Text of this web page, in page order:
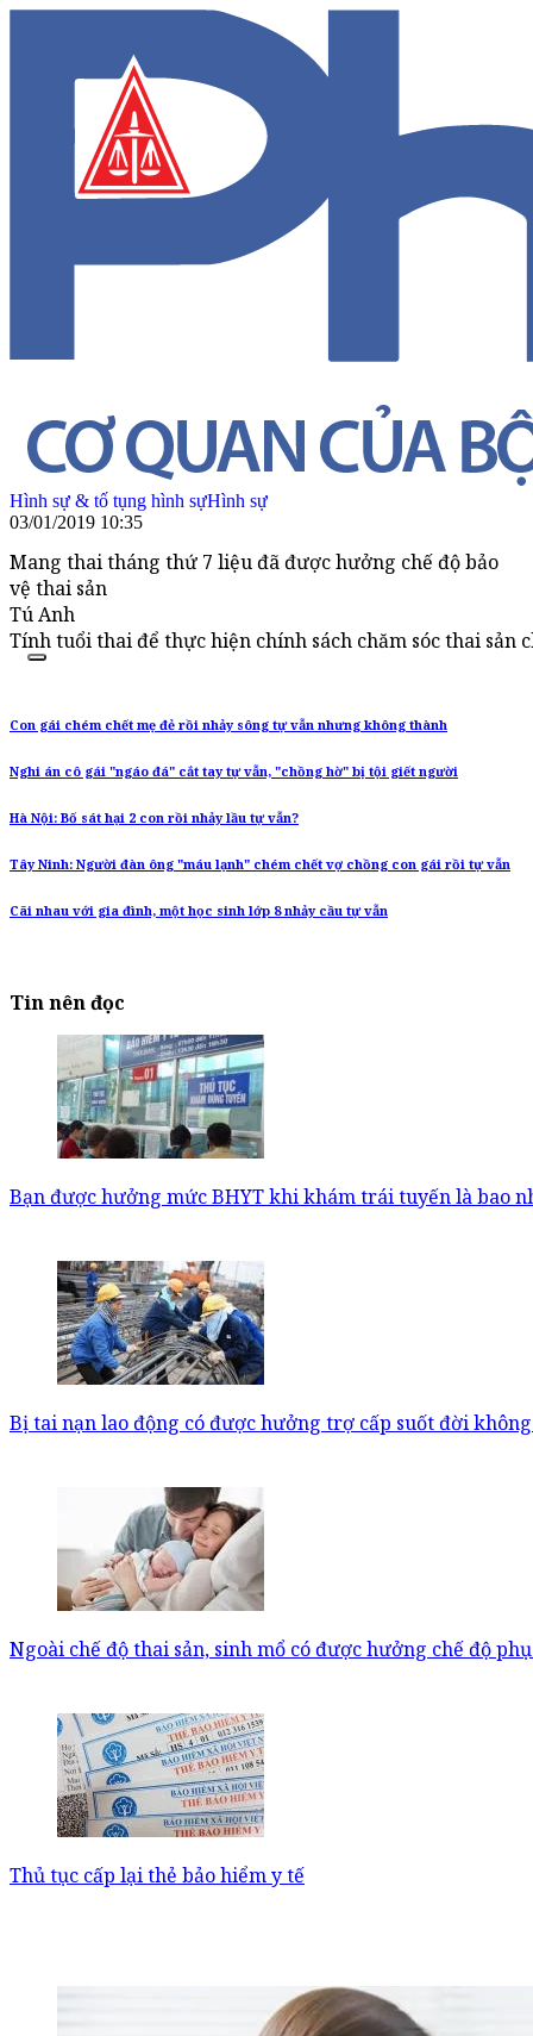
Hình sự & tố tụng hình sựHình sự
03/01/2019 10:35
Mang thai tháng thứ 7 liệu đã được hưởng chế độ bảo
vệ thai sản
Tú Anh
Tính tuổi thai để thực hiện chính sách chăm sóc thai
Con gái chém chết mẹ đẻ rồi nhảy sông tự vẫn nhưng không thành
Nghi án cô gái "ngáo đá" cắt tay tự vẫn, "chồng hờ" bị tội giết người
Hà Nội: Bố sát hại 2 con rồi nhảy lầu tự vẫn?
Tây Ninh: Người đàn ông "máu lạnh" chém chết vợ chồng con gái rồi tự vẫn
Cãi nhau với gia đình, một học sinh lớp 8 nhảy cầu tự vẫn
Tin nên đọc
Bạn được hưởng mức BHYT khi khám trái tuyến là bao
Bị tai nạn lao động có được hưởng trợ cấp suốt đời
Ngoài chế độ thai sản, sinh mổ có được hưởng chế độ
Thủ tục cấp lại thẻ bảo hiểm y tế